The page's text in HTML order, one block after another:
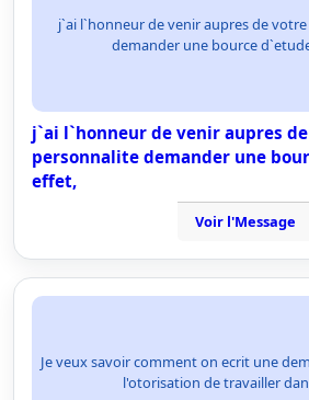
j`ai l`honneur de venir aupres de
demander une bource
j`ai l`honneur de venir aupres
personnalite demander une
effet,
Voir l'Message
Je veux savoir comment on ecrit une
l'otorisation de travailler